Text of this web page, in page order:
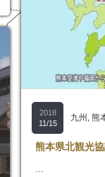
2018
11/15
九州 , 熊
熊本県北観光
…